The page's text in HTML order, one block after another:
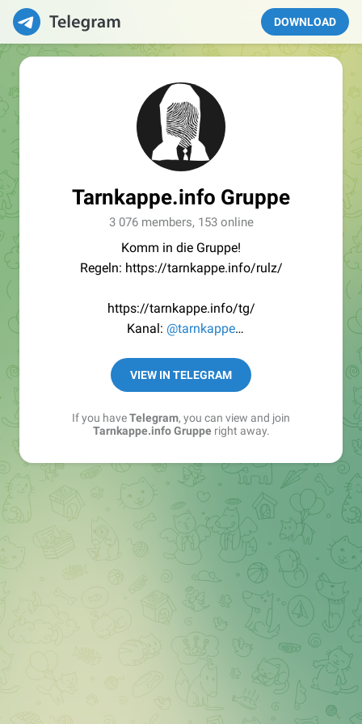
DOWNLOAD
Tarnkappe.info Gruppe
3 076 members, 153 online
Komm in die Gruppe!
Regeln: https://tarnkappe.info/rulz/
https://tarnkappe.info/tg/
Kanal: @tarnkappe
Best of:@bestoftarnkappe
Kochen: https://t.me/+WSW5F1VcmhliMjk6
VIEW IN TELEGRAM
If you haveTelegram, you can view and join
Tarnkappe.info Grupperight away.